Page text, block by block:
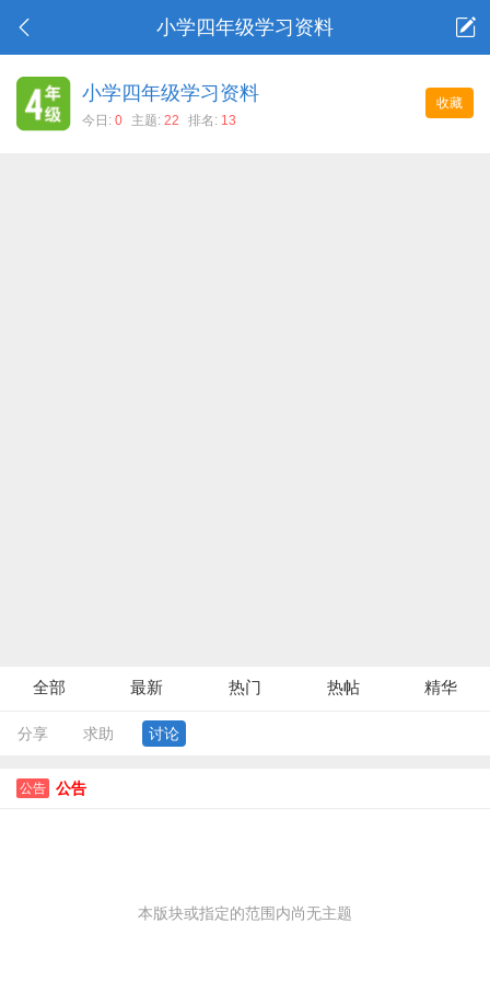
小学四年级学习资料
收藏
小学四年级学习资料
今日: 0 主题: 22 排名: 13
全部 最新 热门 热帖 精华
分享 求助 讨论
公告 公告
本版块或指定的范围内尚无主题